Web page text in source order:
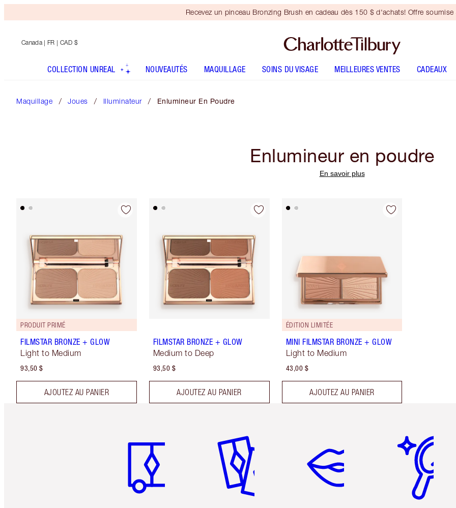
Recevez un pinceau Bronzing Brush en cadeau dès 150 $ d'achats! Offre
Canada | FR | CAD $
COLLECTION UNREAL NOUVEAUTÉS MAQUILLAGE SOINS DU VISAGE MEILLEURES VENTES CADEAUX
Maquillage Joues Illuminateur Enlumineur En Poudre
Enlumineur en poudre
En savoir plus
PRODUIT PRIMÉ
FILMSTAR BRONZE + GLOW
Light to Medium
93,50 $
AJOUTEZ AU PANIER
FILMSTAR BRONZE + GLOW
Medium to Deep
93,50 $
AJOUTEZ AU PANIER
ÉDITION LIMITÉE
MINI FILMSTAR BRONZE + GLOW
Light to Medium
43,00 $
AJOUTEZ AU PANIER